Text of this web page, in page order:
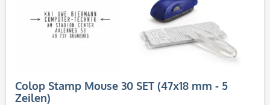
Colop Stamp Mouse 30 SET (47x18 mm - 5
Zeilen)